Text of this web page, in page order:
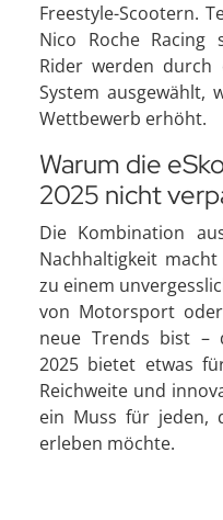
Freestyle-Scootern.
Nico Roche
Rider werden durch
System ausgewählt,
Wettbewerb erhöht.
Warum die
2025 nicht
Die Kombination
Nachhaltigkeit
zu einem
von Motorsport
neue Trends bist –
2025 bietet etwas
Reichweite und
ein Muss für jeden,
erleben möchte.